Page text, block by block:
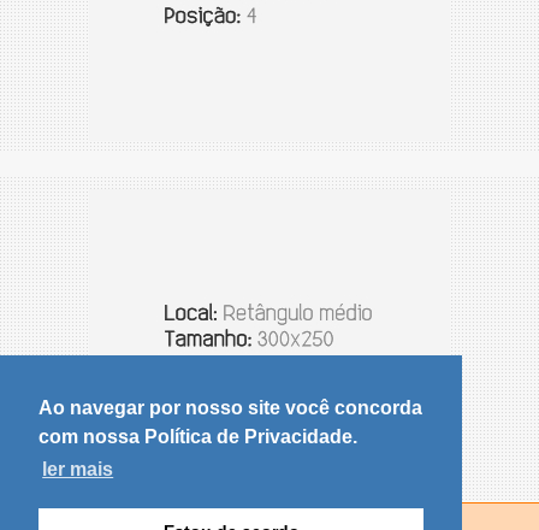
Ao navegar por nosso site você concorda
com nossa Política de Privacidade.
ler mais